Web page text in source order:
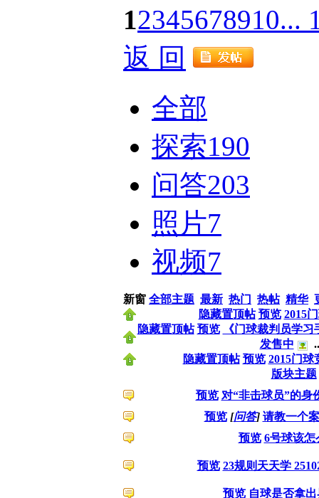
12345678910...
返 回
全部
探索190
问答203
照片7
视频7
新窗 全部主题 最新 热门 热帖 精华
隐藏置顶帖 预览 2015
隐藏置顶帖 预览
《门球裁判员学
发售中
隐藏置顶帖 预览 2015门球
版块主题
预览 对“非击球员”的身
预览 [问答] 请教一个
预览 6号球该怎
预览 23规则天天学
预览 自球是否拿